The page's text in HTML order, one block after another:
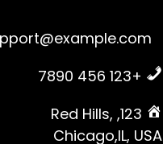
+123 456 7890
123, Red Hills,
Chicago,IL, USA